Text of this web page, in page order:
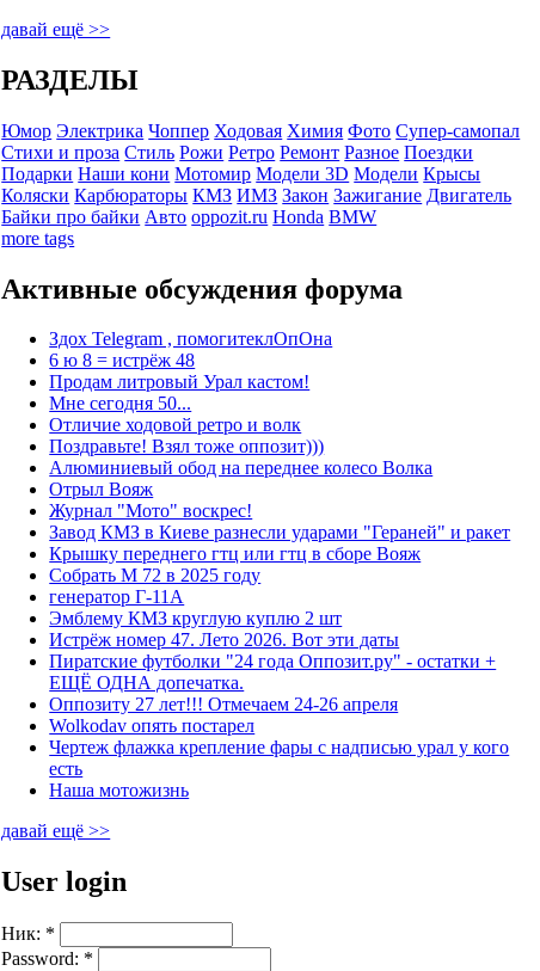
давай ещё >>
РАЗДЕЛЫ
Юмор Электрика Чоппер Ходовая Химия Фото Супер-самопал
Стихи и проза Стиль Рожи Ретро Ремонт Разное Поездки
Подарки Наши кони Мотомир Модели 3D Модели Крысы
Коляски Карбюраторы КМЗ ИМЗ Закон Зажигание Двигатель
Байки про байки Авто oppozit.ru Honda BMW
more tags
Активные обсуждения форума
Здох Telegram , помогитеклОпОна
6 ю 8 = истрёж 48
Продам литровый Урал кастом!
Мне сегодня 50...
Отличие ходовой ретро и волк
Поздравьте! Взял тоже оппозит)))
Алюминиевый обод на переднее колесо Волка
Отрыл Вояж
Журнал "Мото" воскрес!
Завод КМЗ в Киеве разнесли ударами "Гераней" и ракет
Крышку переднего гтц или гтц в сборе Вояж
Собрать М 72 в 2025 году
генератор Г-11А
Эмблему КМЗ круглую куплю 2 шт
Истрёж номер 47. Лето 2026. Вот эти даты
Пиратские футболки "24 года Оппозит.ру" - остатки +
ЕЩЁ ОДНА допечатка.
Оппозиту 27 лет!!! Отмечаем 24-26 апреля
Wolkodav опять постарел
Чертеж флажка крепление фары с надписью урал у кого
есть
Наша мотожизнь
давай ещё >>
User login
Ник: *
Password: *